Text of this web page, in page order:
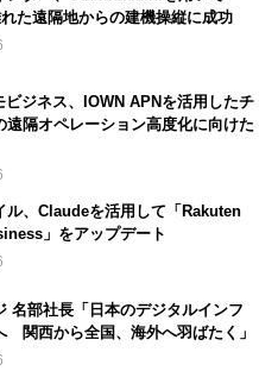
た遠隔地からの建機操縦に成功
ビジネス、IOWN APNを活用したチ
遠隔オペレーション高度化に向けた
ル、Claudeを活用して「Rakuten
」をアップデート
名部社長「日本のデジタルインフ
関西から全国、海外へ羽ばたく」